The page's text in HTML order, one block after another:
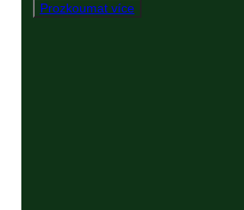
Prozkoumat více